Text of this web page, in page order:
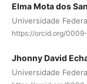
Elma Mota dos
Universidade
https://orcid.org/
Jhonny David
Universidade